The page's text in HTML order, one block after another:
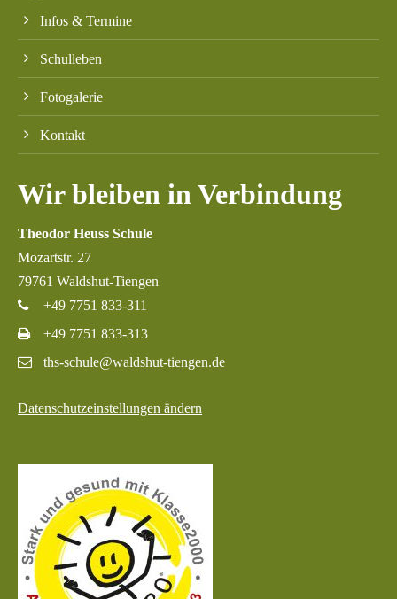
Infos & Termine
Schulleben
Fotogalerie
Kontakt
Wir bleiben in Verbindung
Theodor Heuss Schule
Mozartstr. 27
79761 Waldshut-Tiengen
+49 7751 833-311
+49 7751 833-313
ths-schule@waldshut-tiengen.de
Datenschutzeinstellungen ändern